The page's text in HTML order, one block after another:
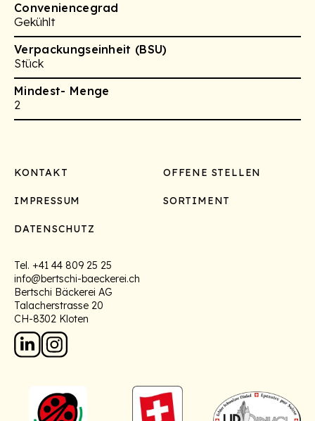
Conveniencegrad
Gekühlt
Verpackungseinheit (BSU)
Stück
Mindest- Menge
2
Footer
KONTAKT OFFENE STELLEN
IMPRESSUM SORTIMENT
DATENSCHUTZ
Tel. +41 44 809 25 25
info@bertschi-baeckerei.ch
Bertschi Bäckerei AG
Talacherstrasse 20
CH-8302 Kloten